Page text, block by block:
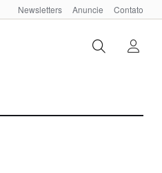
Newsletters Anuncie Contato